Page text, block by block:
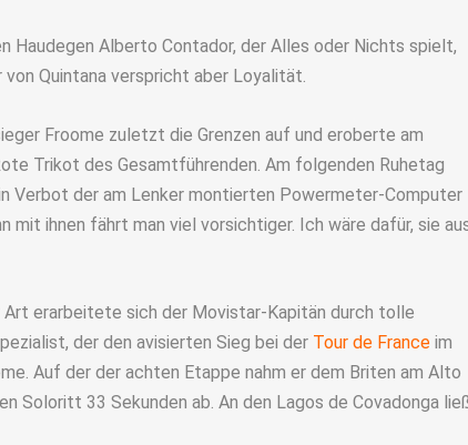
Haudegen Alberto Contador, der Alles oder Nichts spielt,
Quintana verspricht aber Loyalität.
Froome zuletzt die Grenzen auf und eroberte am
Trikot des Gesamtführenden. Am folgenden Ruhetag
Verbot der am Lenker montierten Powermeter-Computer
mit ihnen fährt man viel vorsichtiger. Ich wäre dafür, sie
erarbeitete sich der Movistar-Kapitän durch tolle
der den avisierten Sieg bei der Tour de France im
Auf der der achten Etappe nahm er dem Briten am Alto
Soloritt 33 Sekunden ab. An den Lagos de Covadonga